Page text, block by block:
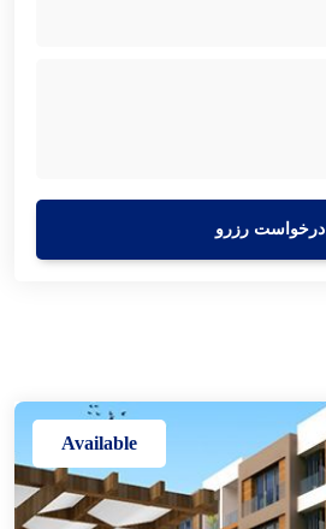
درخواست رزرو
Available